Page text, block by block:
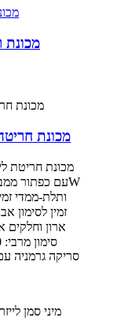
מכונת
מכונת
מכונת חריטת
ארון
סריקה גרמניה